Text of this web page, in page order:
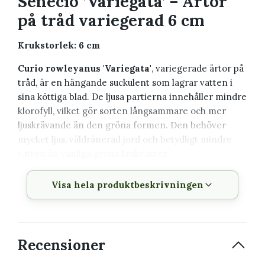
på tråd variegerad 6 cm
Krukstorlek: 6 cm
Curio rowleyanus 'Variegata', variegerade ärtor på
tråd, är en hängande suckulent som lagrar vatten i
sina köttiga blad. De ljusa partierna innehåller mindre
klorofyll, vilket gör sorten långsammare och mer
ljuskrävande än den gröna formen. Den behöver
mycket ljus, väldränerad jord och betydligt mindre
Växtbeskrivning
Visa hela produktbeskrivningen
Recensioner